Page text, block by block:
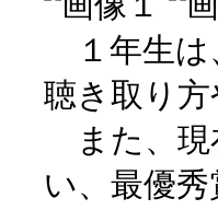
１年生は
聴き取り
また、現
い、最優